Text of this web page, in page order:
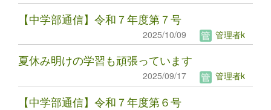
【中学部通信】令和７年度第７号
2025/10/09 管理者k
夏休み明けの学習も頑張っています
2025/09/17 管理者k
【中学部通信】令和７年度第６号